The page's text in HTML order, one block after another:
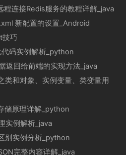
连接Redis服务的教程详解_java
新配置的设置_Android
技巧
码实例解析_python
返回给前端的实现方法_java
类和对象、实例变量、类变量用
储原理详解_python
实例解析_java
别实例分析_python
完整内容详解_java